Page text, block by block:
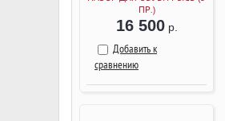
ПР.)
16 500р.
Добавить к
сравнению